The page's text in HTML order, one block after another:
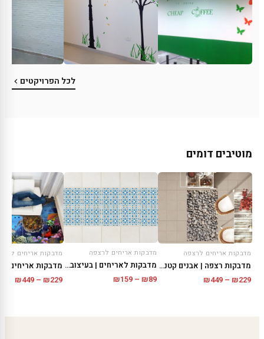
לכל הפרויקטים
מוטיבים דומים
מדבקות אריחים לרצפה
מדבקות רצפה | אבנים קטנות
₪229
–
₪449
מדבקות אריחים לרצפה
מדבקות לאריחים | בעיצוב קיסרי
₪89
–
₪159
מדבקות אריחים
₪229
–
₪449